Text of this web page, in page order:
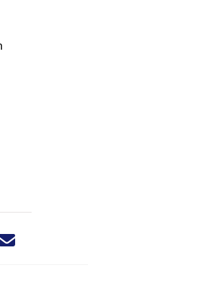
nieuwsbericht via X - U verlaat
dit nieuwsbericht via Facebook - U
dit nieuwsbericht via e-mail
Deel dit nieuwsbericht via LinkedIn - U